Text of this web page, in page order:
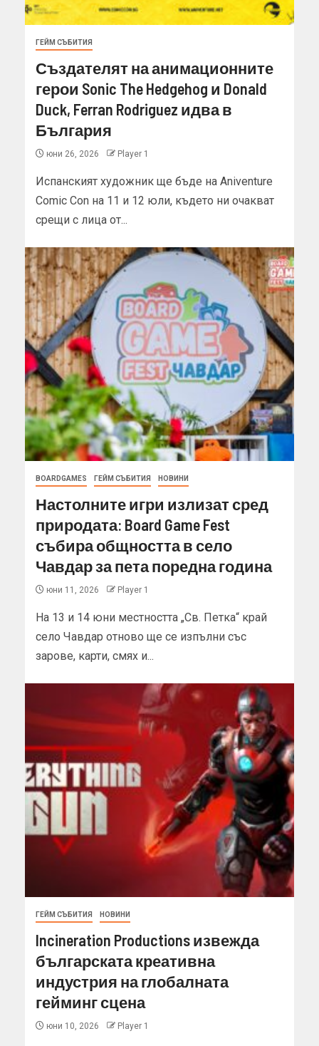
ГЕЙМ СЪБИТИЯ
Създателят на анимационните
герои Sonic The Hedgehog и Donald
Duck, Ferran Rodriguez идва в
България
юни 26, 2026 Player 1
Испанският художник ще бъде на Aniventure
Comic Con на 11 и 12 юли, където ни очакват
срещи с лица от...
BOARDGAMES ГЕЙМ СЪБИТИЯ НОВИНИ
Настолните игри излизат сред
природата: Board Game Fest
събира общността в село
Чавдар за пета поредна година
юни 11, 2026 Player 1
На 13 и 14 юни местността „Св. Петка“ край
село Чавдар отново ще се изпълни със
зарове, карти, смях и...
ГЕЙМ СЪБИТИЯ НОВИНИ
Incineration Productions извежда
българската креативна
индустрия на глобалната
гейминг сцена
юни 10, 2026 Player 1